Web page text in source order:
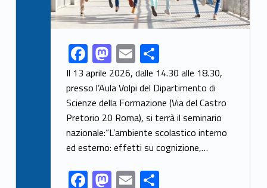
Link identifier share facebook archive #share-link-archive-37495F
ac
e
b
o
o
k
M
as
to
d
o
n
E
m
ai
l
S
h
ar
e
Il 13 aprile 2026, dalle 14.30 alle 18.30,
presso l’Aula Volpi del Dipartimento di
Scienze della Formazione (Via del Castro
Pretorio 20 Roma), si terrà il seminario
nazionale:“L’ambiente scolastico interno
ed esterno: effetti su cognizione,…
F M E S